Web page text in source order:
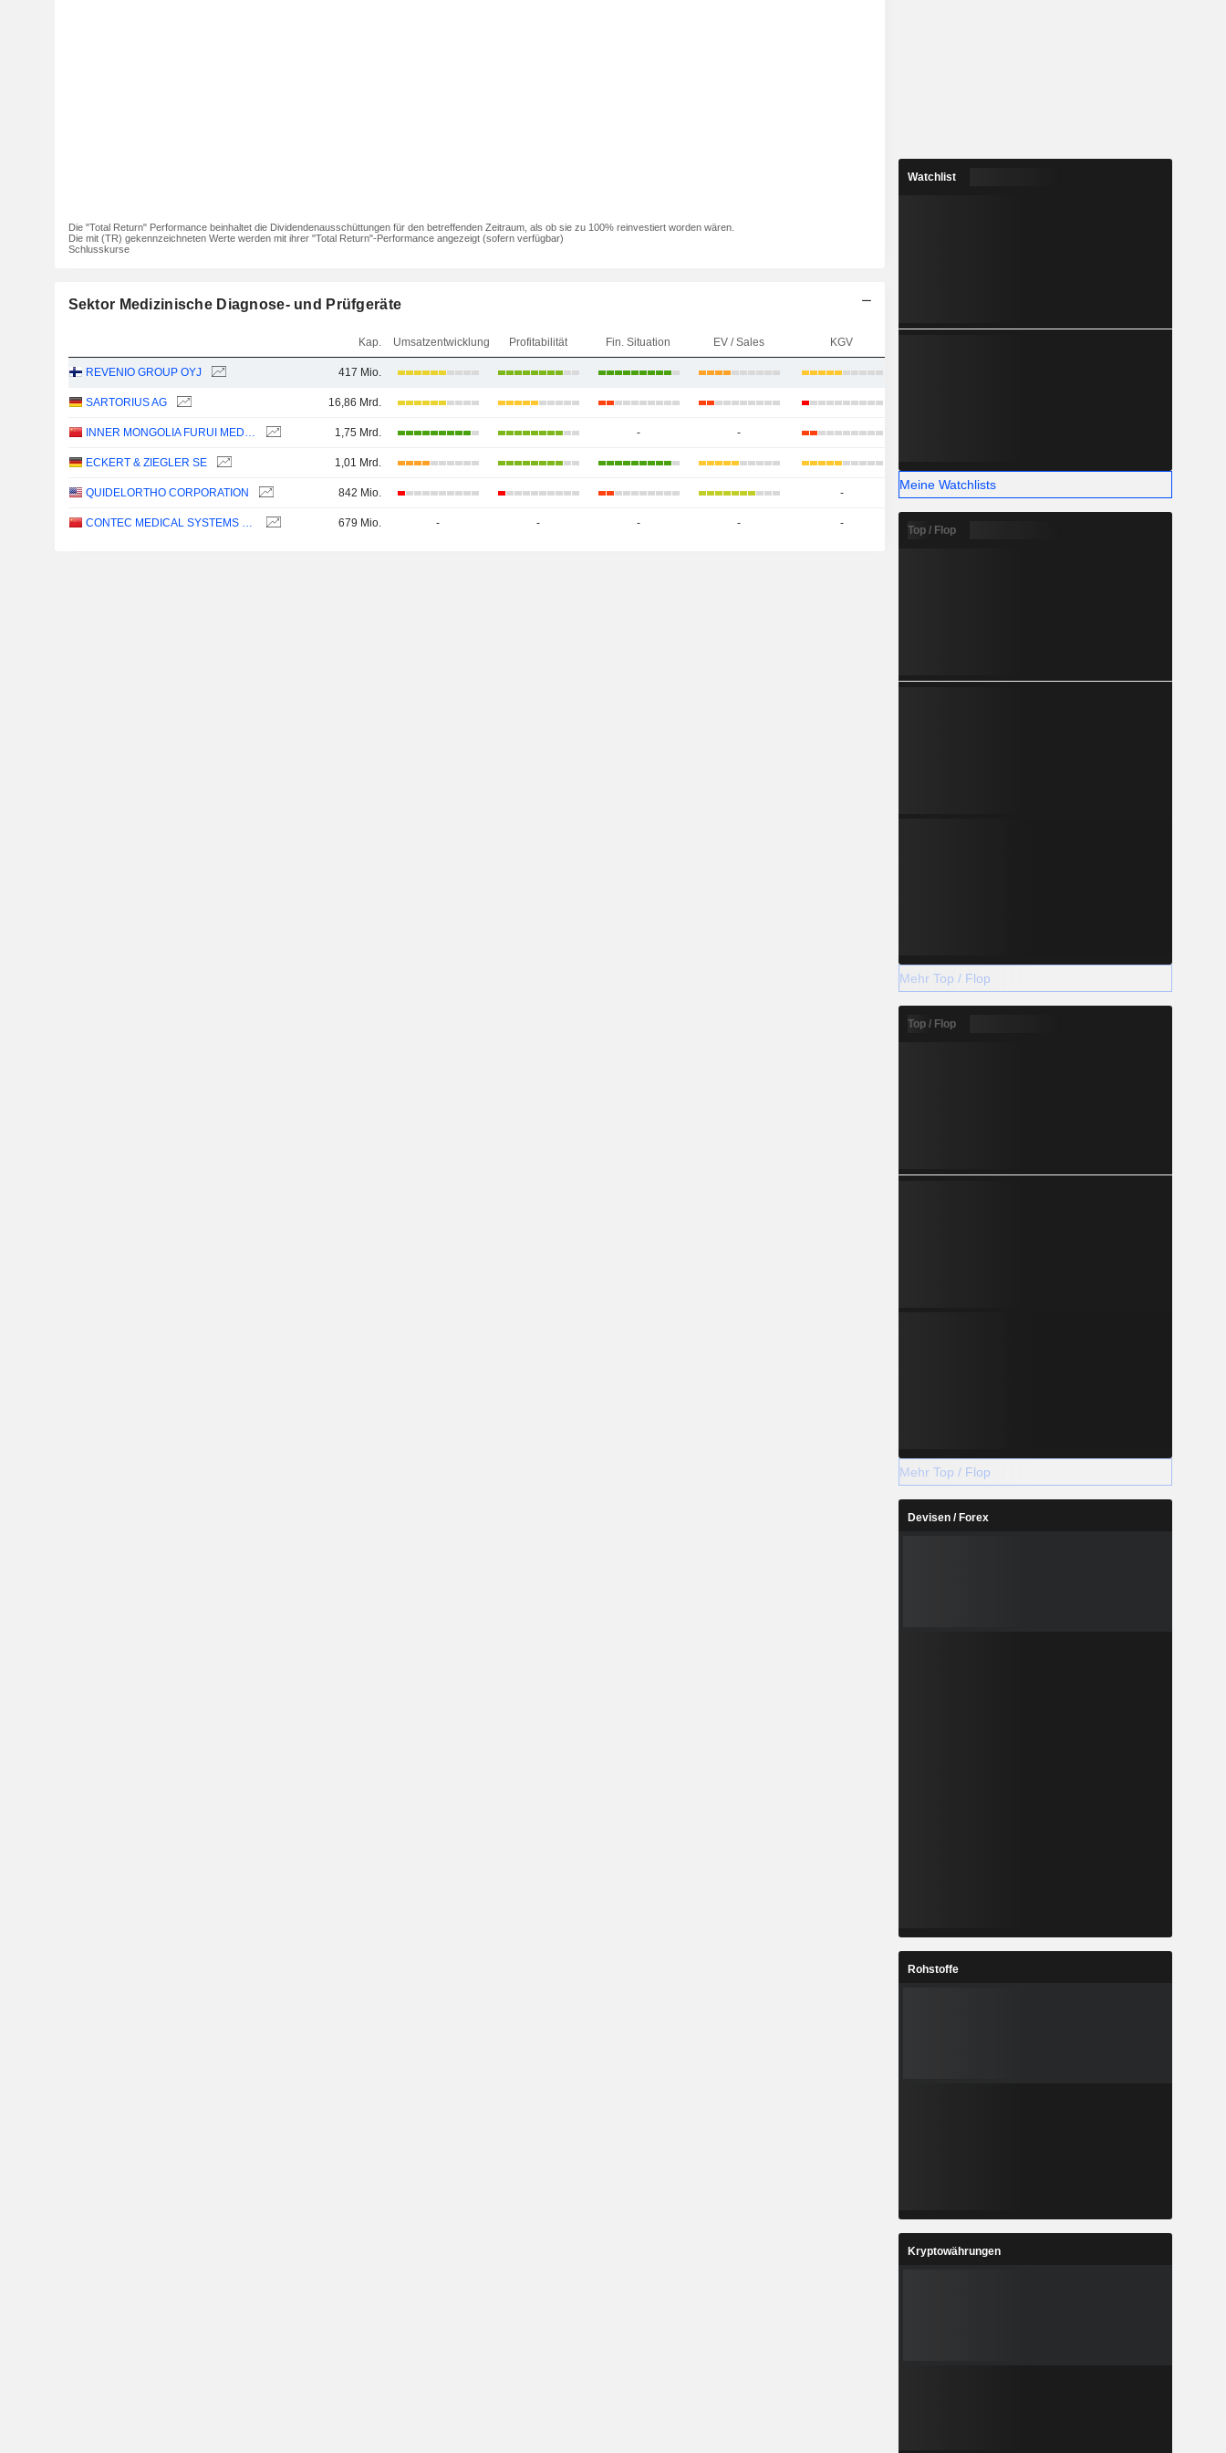
Die "Total Return" Performance beinhaltet die Dividendenausschüttungen für den betreffenden Zeitraum, als ob sie zu 100% reinvestiert worden wären.
Die mit (TR) gekennzeichneten Werte werden mit ihrer "Total Return"-Performance angezeigt (sofern verfügbar)
Schlusskurse
Sektor Medizinische Diagnose- und Prüfgeräte
Kap. Umsatzentwicklung Profitabilität Fin. Situation EV / Sales KGV
REVENIO GROUP OYJ 417 Mio.
SARTORIUS AG 16,86 Mrd.
INNER MONGOLIA FURUI MEDICAL SCIENCE CO., LTD. 1,75 Mrd. - -
ECKERT & ZIEGLER SE 1,01 Mrd.
QUIDELORTHO CORPORATION 842 Mio. -
CONTEC MEDICAL SYSTEMS CO.,LTD 679 Mio. - - - - -
Watchlist
Meine Watchlists
Top / Flop
Mehr Top / Flop
Top / Flop
Mehr Top / Flop
Devisen / Forex
Rohstoffe
Kryptowährungen